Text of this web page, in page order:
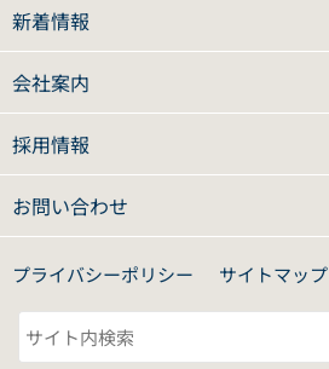
新着情報
会社案内
採用情報
お問い合わせ
プライバシーポリシー サイトマップ